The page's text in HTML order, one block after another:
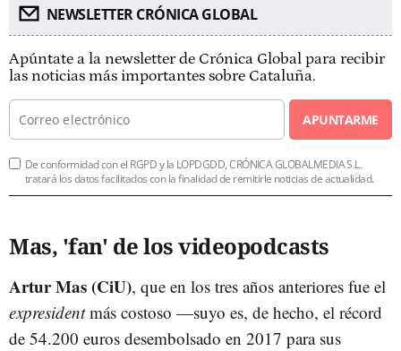
NEWSLETTER CRÓNICA GLOBAL
Apúntate a la newsletter de Crónica Global para recibir
las noticias más importantes sobre Cataluña.
APUNTARME
De conformidad con el RGPD y la LOPDGDD, CRÓNICA GLOBALMEDIA S.L.
tratará los datos facilitados con la finalidad de remitirle noticias de actualidad.
Mas, 'fan' de los videopodcasts
Artur Mas (CiU), que en los tres años anteriores fue el
expresidentmás costoso —suyo es, de hecho, el récord
de 54.200 euros desembolsado en 2017 para sus